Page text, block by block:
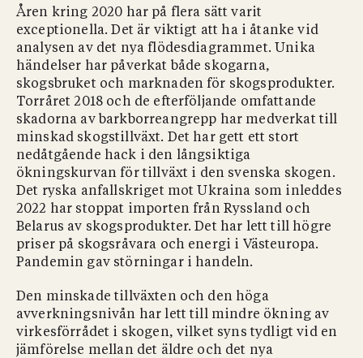
Åren kring 2020 har på flera sätt varit
exceptionella. Det är viktigt att ha i åtanke vid
analysen av det nya flödesdiagrammet. Unika
händelser har påverkat både skogarna,
skogsbruket och marknaden för skogsprodukter.
Torråret 2018 och de efterföljande omfattande
skadorna av barkborreangrepp har medverkat till
minskad skogstillväxt. Det har gett ett stort
nedåtgående hack i den långsiktiga
ökningskurvan för tillväxt i den svenska skogen.
Det ryska anfallskriget mot Ukraina som inleddes
2022 har stoppat importen från Ryssland och
Belarus av skogsprodukter. Det har lett till högre
priser på skogsråvara och energi i Västeuropa.
Pandemin gav störningar i handeln.
Den minskade tillväxten och den höga
avverkningsnivån har lett till mindre ökning av
virkesförrådet i skogen, vilket syns tydligt vid en
jämförelse mellan det äldre och det nya